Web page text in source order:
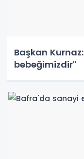
Başkan
bebeğimizdir"